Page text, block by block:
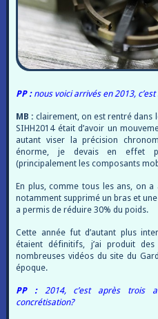
PP :nous voici arrivés en 2013,
MB : clairement, on est rentré dans
SIHH2014 était d’avoir un
autant viser la précision
énorme, je devais en effet
(principalement les composants
En plus, comme tous les ans, on
notamment supprimé un bras et
a permis de réduire 30% du poids.
Cette année fut d’autant plus
étaient définitifs, j’ai produit
nombreuses vidéos du site du
époque.
PP :2014, c’est après trois
concrétisation?